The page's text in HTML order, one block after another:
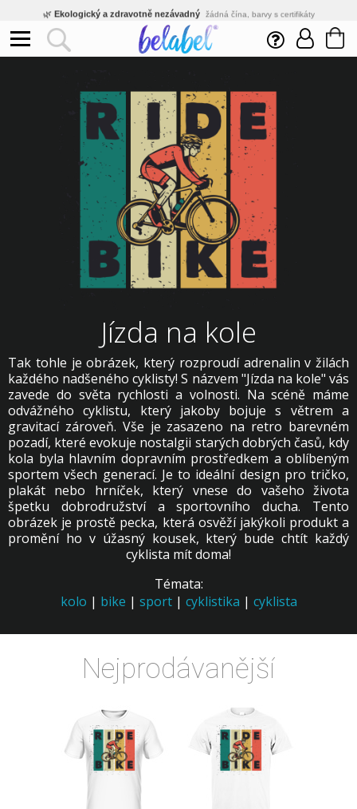
🌿 Ekologický a zdravotně nezávadný žádná čína, barvy s certifikáty
Inovativní výroba vlastní vývoj, nejnovější technologie
Rychlé dodání expedujeme do 24h
Kvalita pod kontrolou jsme přímý výrobce, žádný zprostředkovatel
Český eshop s tradicí od roku 2010 tisíce spokojených zákazníků
Jízda na kole
Tak tohle je obrázek, který rozproudí adrenalin v žilách
každého nadšeného cyklisty! S názvem "Jízda na kole" vás
zavede do světa rychlosti a volnosti. Na scéně máme
odvážného cyklistu, který jakoby bojuje s větrem a
gravitací zároveň. Vše je zasazeno na retro barevném
pozadí, které evokuje nostalgii starých dobrých časů, kdy
kola byla hlavním dopravním prostředkem a oblíbeným
sportem všech generací. Je to ideální design pro tričko,
plakát nebo hrníček, který vnese do vašeho života
špetku dobrodružství a sportovního ducha. Tento
obrázek je prostě pecka, která osvěží jakýkoli produkt a
promění ho v úžasný kousek, který bude chtít každý
cyklista mít doma!
Témata:
kolo | bike | sport| cyklistika | cyklista
Nejprodávanější